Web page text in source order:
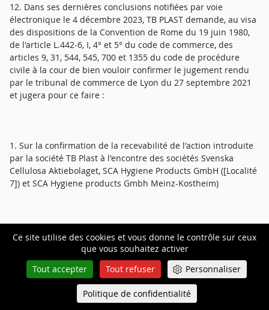
Ce site utilise des cookies et vous donne le contrôle sur ceux
que vous souhaitez activer
Tout accepter
Tout refuser Personnaliser
Politique de confidentialité
12. Dans ses dernières conclusions notifiées par voie
électronique le 4 décembre 2023, TB PLAST demande, au visa
des dispositions de la Convention de Rome du 19 juin 1980,
de l'article L.442-6, I, 4° et 5° du code de commerce, des
articles 9, 31, 544, 545, 700 et 1355 du code de procédure
civile à la cour de bien vouloir confirmer le jugement rendu
par le tribunal de commerce de Lyon du 27 septembre 2021
et jugera pour ce faire :
1. Sur la confirmation de la recevabilité de l'action introduite
par la société TB Plast à l'encontre des sociétés Svenska
Cellulosa Aktiebolaget, SCA Hygiene Products GmbH ([Localité
7]) et SCA Hygiene products Gmbh Meinz-Kostheim)
- JUGER que la demande des sociétés SCA n'est pas fondée en
- JUGER au contraire que la société TB PLAST justifie d'une
Queue-Fair